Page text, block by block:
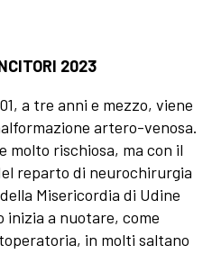
2023
a tre anni e mezzo, viene
artero-venosa.
molto rischiosa, ma con il
reparto di neurochirurgia
Misericordia di Udine
inizia a nuotare, come
in molti saltano